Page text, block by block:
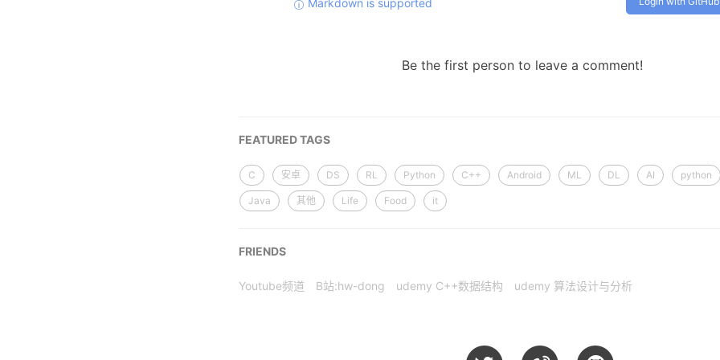
Markdown is supported
Be the first person to leave a comment!
FEATURED TAGS
C 安卓 DS RL Python C++ Android ML DL AI python
Java 其他 Life Food it
FRIENDS
Youtube频道 B站:hw-dong udemy C++数据结构 udemy 算法设计与分析